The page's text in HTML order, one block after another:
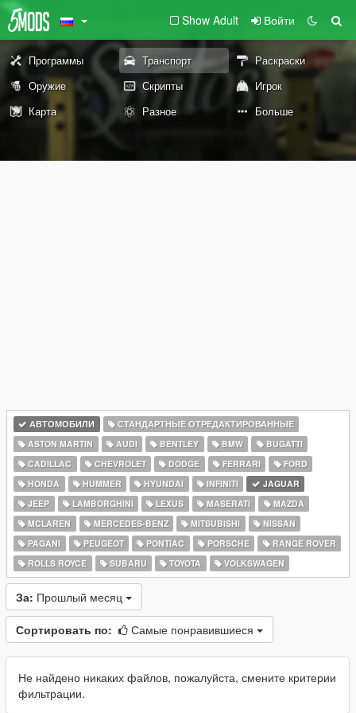
Show Adult Войти
Программы Транспорт
Раскраски
Оружие
Скрипты
Игрок
Карта
Разное Больше
АВТОМОБИЛИ
СТАНДАРТНЫЕ ОТРЕДАКТИРОВАННЫЕ
ASTON MARTIN
AUDI BENTLEY BMW
BUGATTI
CADILLAC
CHEVROLET DODGE FERRARI
FORD
HONDA
HUMMER HYUNDAI INFINITI
JAGUAR
JEEP
LAMBORGHINI LEXUS MASERATI
MAZDA
MCLAREN
MERCEDES-BENZ MITSUBISHI
NISSAN
PAGANI
PEUGEOT PONTIAC PORSCHE
RANGE ROVER
ROLLS ROYCE
SUBARU TOYOTA VOLKSWAGEN
За: Прошлый месяц
Сортировать по: Самые понравившиеся
Не найдено никаких файлов, пожалуйста, смените критерии
фильтрации.